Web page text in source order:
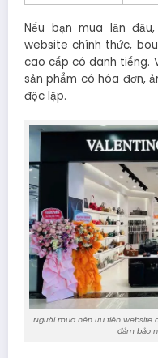
Nếu bạn mua lần
website chính thức,
cao cấp có danh tiếng.
sản phẩm có hóa đơn,
độc lập.
Người mua nên ưu tiên website
đảm bảo